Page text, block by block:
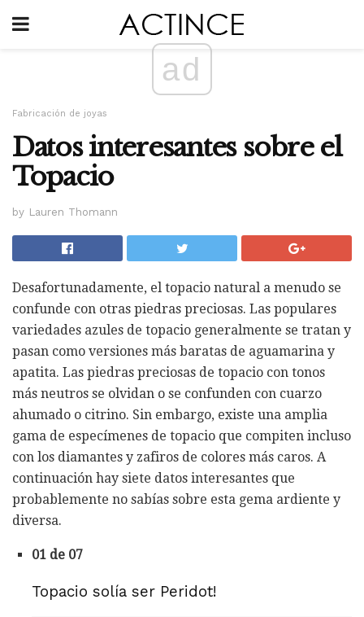
ad
Fabricación de joyas
Datos interesantes sobre el
Topacio
by Lauren Thomann
Desafortunadamente, el topacio natural a menudo se
confunde con otras piedras preciosas. Las populares
variedades azules de topacio generalmente se tratan y
pasan como versiones más baratas de aguamarina y
apatita. Las piedras preciosas de topacio con tonos
más neutros se olvidan o se confunden con cuarzo
ahumado o citrino. Sin embargo, existe una amplia
gama de especímenes de topacio que compiten incluso
con los diamantes y zafiros de colores más caros. A
continuación hay siete datos interesantes que
probablemente no sabías sobre esta gema ardiente y
diversa.
01 de 07
Topacio solía ser Peridot!